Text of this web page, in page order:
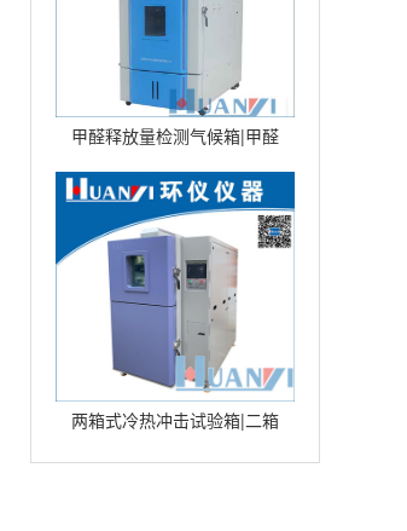
甲醛释放量检测气候箱|甲醛
环境气候箱|甲醛环境测试仓
型号：
两箱式冷热冲击试验箱|二箱
式冷热冲击试验箱|高低温冲